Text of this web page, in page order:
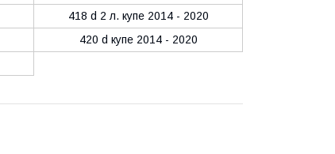
418 d 2 л. купе 2014 - 2020
420 d купе 2014 - 2020